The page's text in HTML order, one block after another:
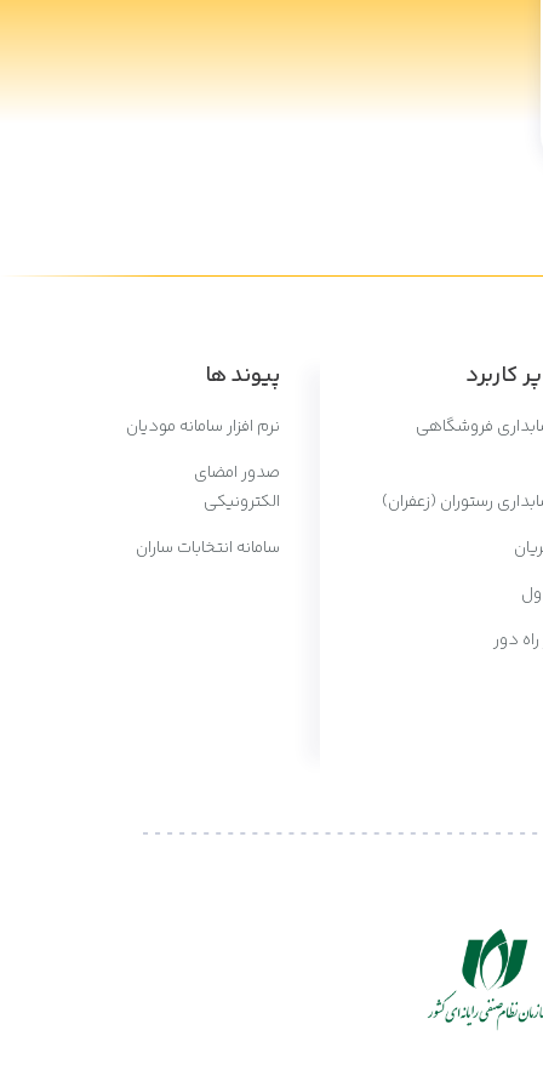
کاربرد
فروشگاهی
رستوران (زعفران)
راه دور
پیوند ها
نرم افزار سامانه مودیان
صدور امضای
الکترونیکی
سامانه انتخابات ساران